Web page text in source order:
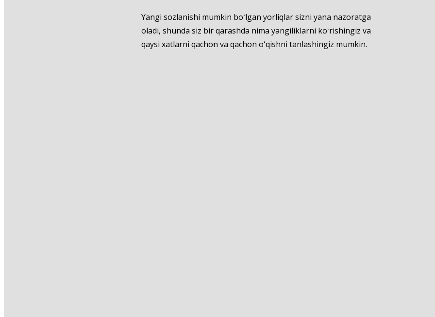
Yangi sozlanishi mumkin boʻlgan yorliqlar sizni yana nazoratga
oladi, shunda siz bir qarashda nima yangiliklarni koʻrishingiz va
qaysi xatlarni qachon va qachon oʻqishni tanlashingiz mumkin.